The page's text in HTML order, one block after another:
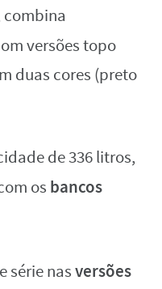
combina
versões topo
duas cores (preto
de 336 litros,
os bancos
série nasversões